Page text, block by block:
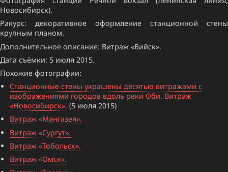
Новосибирск).
Ракурс: декоративное оформление станционной стены
крупным планом.
Дополнительное описание: Витраж «Бийск».
Дата съёмки: 5 июля 2015.
Похожие фотографии:
Станционные стены украшены десятью витражами с
изображениями городов вдоль реки Оби. Витраж
«Новосибирск». (5 июля 2015)
Витраж «Мангазея».
Витраж «Сургут».
Витраж «Тобольск».
Витраж «Омск».